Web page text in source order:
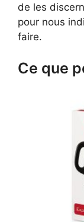
de les
pour nous
faire.
Ce que